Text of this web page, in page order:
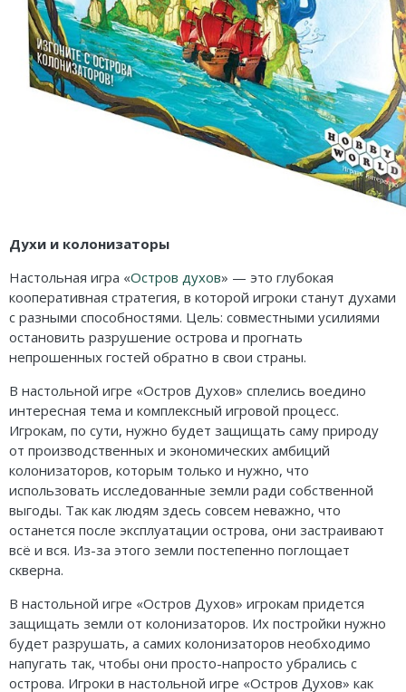
Духи и колонизаторы
Настольная игра «Остров духов» — это глубокая
кооперативная стратегия, в которой игроки станут духами
с разными способностями. Цель: совместными усилиями
остановить разрушение острова и прогнать
непрошенных гостей обратно в свои страны.
В настольной игре «Остров Духов» сплелись воедино
интересная тема и комплексный игровой процесс.
Игрокам, по сути, нужно будет защищать саму природу
от производственных и экономических амбиций
колонизаторов, которым только и нужно, что
использовать исследованные земли ради собственной
выгоды. Так как людям здесь совсем неважно, что
останется после эксплуатации острова, они застраивают
всё и вся. Из-за этого земли постепенно поглощает
скверна.
В настольной игре «Остров Духов» игрокам придется
защищать земли от колонизаторов. Их постройки нужно
будет разрушать, а самих колонизаторов необходимо
напугать так, чтобы они просто-напросто убрались с
острова. Игроки в настольной игре «Остров Духов» как